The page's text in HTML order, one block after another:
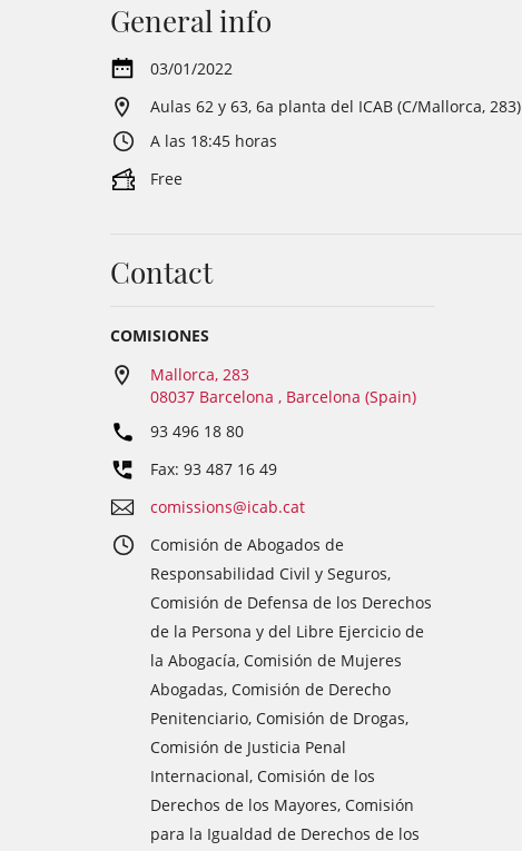
General info
03/01/2022
Aulas 62 y 63, 6a planta del ICAB (C/Mallorca, 283)
A las 18:45 horas
Free
Contact
COMISIONES
Mallorca, 283
08037 Barcelona , Barcelona (Spain)
93 496 18 80
Fax: 93 487 16 49
comissions@icab.cat
Comisión de Abogados de
Responsabilidad Civil y Seguros,
Comisión de Defensa de los Derechos
de la Persona y del Libre Ejercicio de
la Abogacía, Comisión de Mujeres
Abogadas, Comisión de Derecho
Penitenciario, Comisión de Drogas,
Comisión de Justicia Penal
Internacional, Comisión de los
Derechos de los Mayores, Comisión
para la Igualdad de Derechos de los